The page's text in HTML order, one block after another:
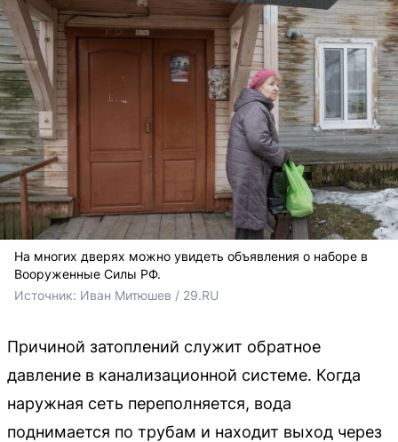
На многих дверях можно увидеть объявления о наборе в
Вооруженные Силы РФ.
Источник: Иван Митюшев / 29.RU
Причиной затоплений служит обратное
давление в канализационной системе. Когда
наружная сеть переполняется, вода
поднимается по трубам и находит выход через